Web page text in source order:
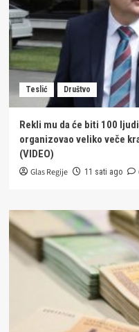
Teslić Društvo
Rekli mu da će biti 100
organizovao veliko veče
(VIDEO)
Glas Regije 11 sati ago